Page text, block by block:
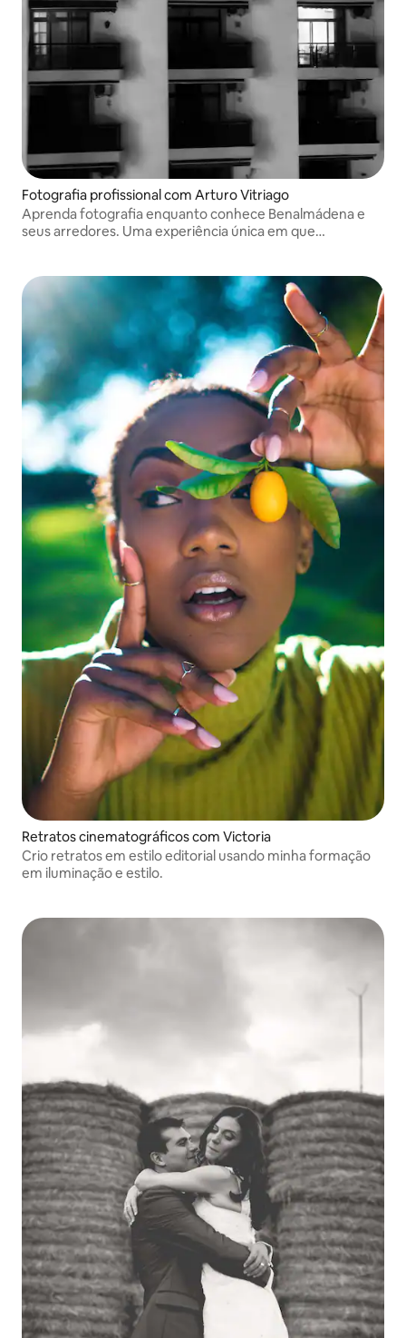
Fotografia profissional com Arturo Vitriago
Aprenda fotografia enquanto conhece Benalmádena e
seus arredores. Uma experiência única em que
Retratos cinematográficos com Victoria
Crio retratos em estilo editorial usando minha formação
em iluminação e estilo.